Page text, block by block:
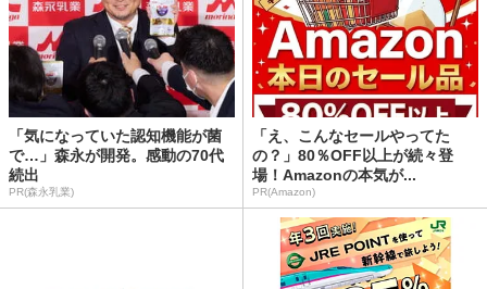
「気になっていた認知機能が菌
で…」森永が開発。感動の70代
続出
PR(森永乳業)
「え、こんなセールやってた
の？」80％OFF以上が続々登
場！Amazonの本気が...
PR(Amazon)